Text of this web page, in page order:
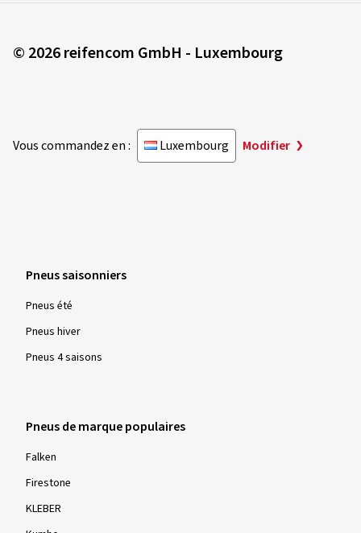
© 2026 reifencom GmbH - Luxembourg
Vous commandez en : Luxembourg Modifier
Pneus saisonniers
Pneus été
Pneus hiver
Pneus 4 saisons
Pneus de marque populaires
Falken
Firestone
KLEBER